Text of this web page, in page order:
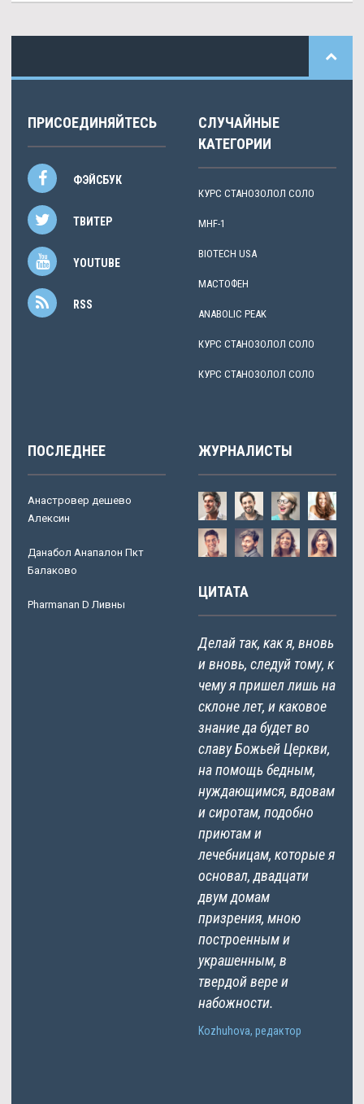
ПРИСОЕДИНЯЙТЕСЬ
ФЭЙСБУК
ТВИТЕР
YOUTUBE
RSS
СЛУЧАЙНЫЕ
КАТЕГОРИИ
КУРС СТАНОЗОЛОЛ СОЛО
MHF-1
BIOTECH USA
МАСТОФЕН
ANABOLIC PEAK
КУРС СТАНОЗОЛОЛ СОЛО
КУРС СТАНОЗОЛОЛ СОЛО
ПОСЛЕДНЕЕ
Анастровер дешево
Алексин
Данабол Анапалон Пкт
Балаково
Pharmanan D Ливны
ЖУРНАЛИСТЫ
ЦИТАТА
Делай так, как я, вновь
и вновь, следуй тому, к
чему я пришел лишь на
склоне лет, и каковое
знание да будет во
славу Божьей Церкви,
на помощь бедным,
нуждающимся, вдовам
и сиротам, подобно
приютам и
лечебницам, которые я
основал, двадцати
двум домам
призрения, мною
построенным и
украшенным, в
твердой вере и
набожности.
Kozhuhova, редактор